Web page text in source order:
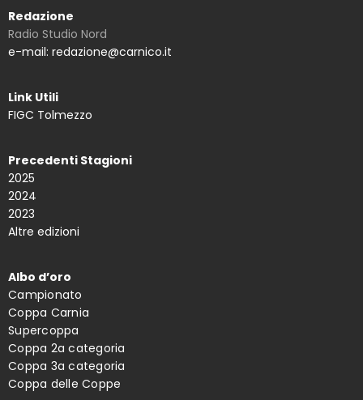
Redazione
Radio Studio Nord
e-mail: redazione@carnico.it
Link Utili
FIGC Tolmezzo
Precedenti Stagioni
2025
2024
2023
Altre edizioni
Albo d’oro
Campionato
Coppa Carnia
Supercoppa
Coppa 2a categoria
Coppa 3a categoria
Coppa delle Coppe